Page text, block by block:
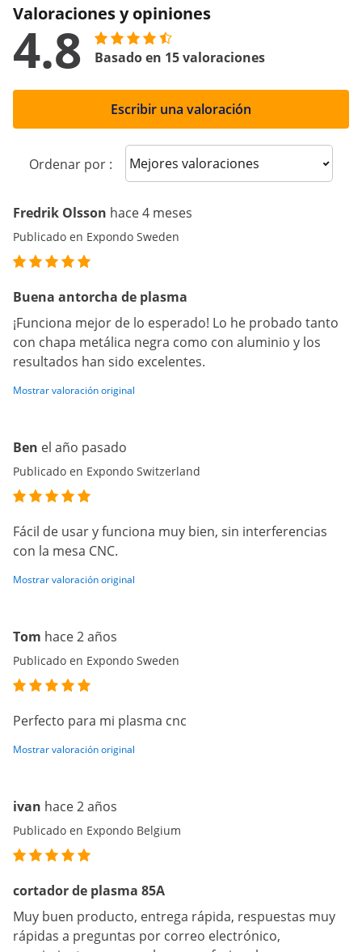
Valoraciones y opiniones
4.8 Basado en 15 valoraciones
Escribir una valoración
Ordenar por : Sort reviews
Fredrik Olsson hace 4 meses
Publicado en Expondo Sweden
Buena antorcha de plasma
¡Funciona mejor de lo esperado! Lo he probado tanto
con chapa metálica negra como con aluminio y los
resultados han sido excelentes.
Mostrar valoración original
Ben el año pasado
Publicado en Expondo Switzerland
Fácil de usar y funciona muy bien, sin interferencias
con la mesa CNC.
Mostrar valoración original
Tom hace 2 años
Publicado en Expondo Sweden
Perfecto para mi plasma cnc
Mostrar valoración original
ivan hace 2 años
Publicado en Expondo Belgium
cortador de plasma 85A
Muy buen producto, entrega rápida, respuestas muy
rápidas a preguntas por correo electrónico,